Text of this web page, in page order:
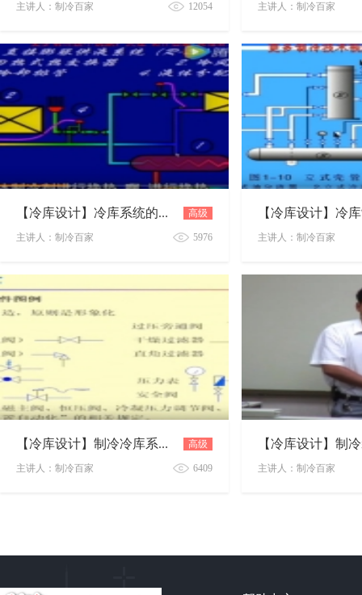
家
费
【冷库设计】冷库的库房系统与机房系统
主讲人：制冷百家 12054 制冷系统管道设计与管
主讲人：制冷百家
【冷库设计】冷库系统的膨胀阀供液原理 高级
【冷库设计】冷库系统的膨胀阀供液原理
主讲人：制冷百家 5976 【冷库设计】冷库制冷
主讲人：制冷百家
【冷库设计】制冷冷库系统管道与阀门 高级
【冷库设计】制冷冷库系统管道与阀门
主讲人：制冷百家 6409 【冷库设计】制冷装置
主讲人：制冷百家